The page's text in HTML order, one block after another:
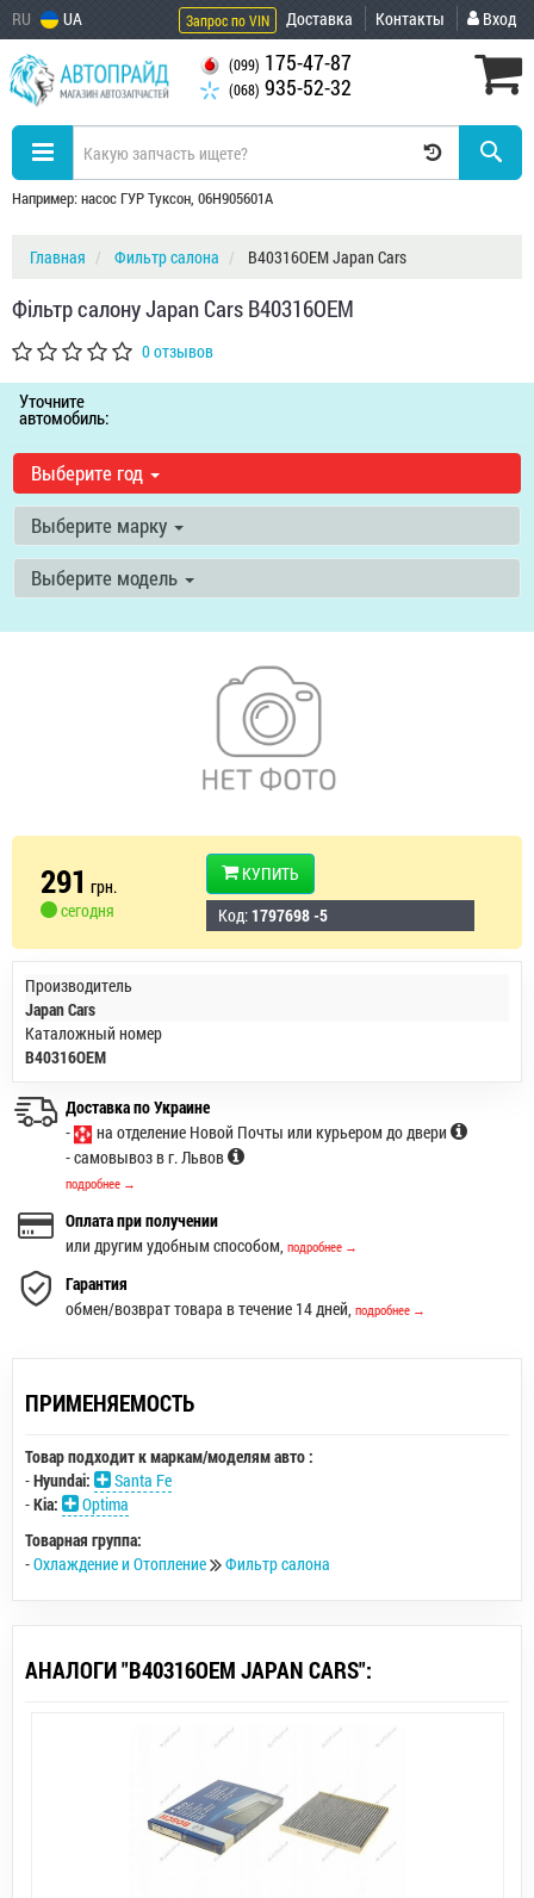
RU UA Запрос по VIN Доставка Контакты Вход
(099) 175-47-87
(068) 935-52-32
Например: насос ГУР Туксон, 06H905601A
Главная Фильтр салона B40316OEM Japan Cars
Фільтр салону Japan Cars B40316OEM
0 отзывов
Уточните
автомобиль:
Выберите год
Выберите марку
Выберите модель
291 грн.
сегодня
КУПИТЬ
Код: 1797698 -5
Производитель
Japan Cars
Каталожный номер
B40316OEM
Доставка по Украине
-
на отделение Новой Почты или курьером до двери
- самовывоз в г. Львов
подробнее →
Оплата при получении
или другим удобным способом, подробнее →
Гарантия
обмен/возврат товара в течение 14 дней, подробнее →
ПРИМЕНЯЕМОСТЬ
Товар подходит к маркам/моделям авто :
-Hyundai:
Santa Fe
-Kia:
Optima
Товарная группа:
-Охлаждение и Отопление Фильтр салона
АНАЛОГИ "B40316OEM JAPAN CARS":